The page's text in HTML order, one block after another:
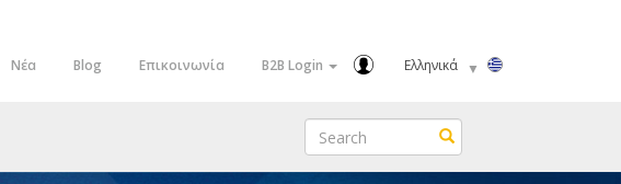
Νέα Blog Επικοινωνία B2B Login
Select
language
Search Search